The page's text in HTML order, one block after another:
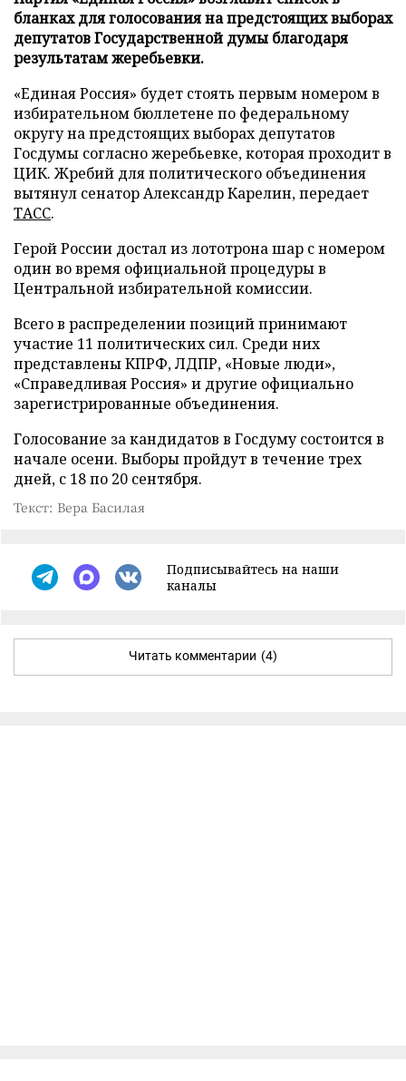
бланках для голосования на предстоящих выборах
депутатов Государственной думы благодаря
результатам жеребьевки.
«Единая Россия» будет стоять первым номером в
избирательном бюллетене по федеральному
округу на предстоящих выборах депутатов
Госдумы согласно жеребьевке, которая проходит в
ЦИК. Жребий для политического объединения
вытянул сенатор Александр Карелин, передает
ТАСС.
Герой России достал из лототрона шар с номером
один во время официальной процедуры в
Центральной избирательной комиссии.
Всего в распределении позиций принимают
участие 11 политических сил. Среди них
представлены КПРФ, ЛДПР, «Новые люди»,
«Справедливая Россия» и другие официально
зарегистрированные объединения.
Голосование за кандидатов в Госдуму состоится в
начале осени. Выборы пройдут в течение трех
дней, с 18 по 20 сентября.
Текст: Вера Басилая
Подписывайтесь на наши
каналы
Читать комментарии (4)